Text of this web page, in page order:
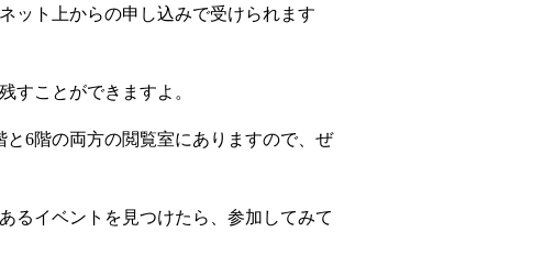
ット上からの申し込みで受けられます
すことができますよ。
6階の両方の閲覧室にありますので、ぜ
るイベントを見つけたら、参加してみて